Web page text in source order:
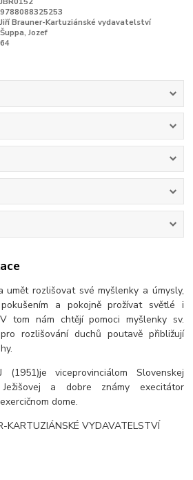
9788088325253
Jiří Brauner-Kartuziánské vydavatelství
Šuppa, Jozef
64
rozlišovat své myšlenky a úmysly,
a pokojně prožívat světlé i
tom nám chtějí pomoci myšlenky sv.
rozlišování duchů poutavě přibližují
viceprovinciálom Slovenskej
Ježišovej a dobre známy execitátor
dome.
KARTUZIÁNSKÉ VYDAVATELSTVÍ